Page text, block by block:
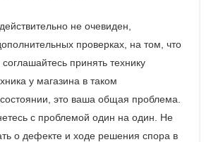
не очевиден,
проверках, на том, что
принять технику
у магазина в таком
это ваша общая проблема.
с проблемой один на один. Не
о дефекте и ходе решения спора в